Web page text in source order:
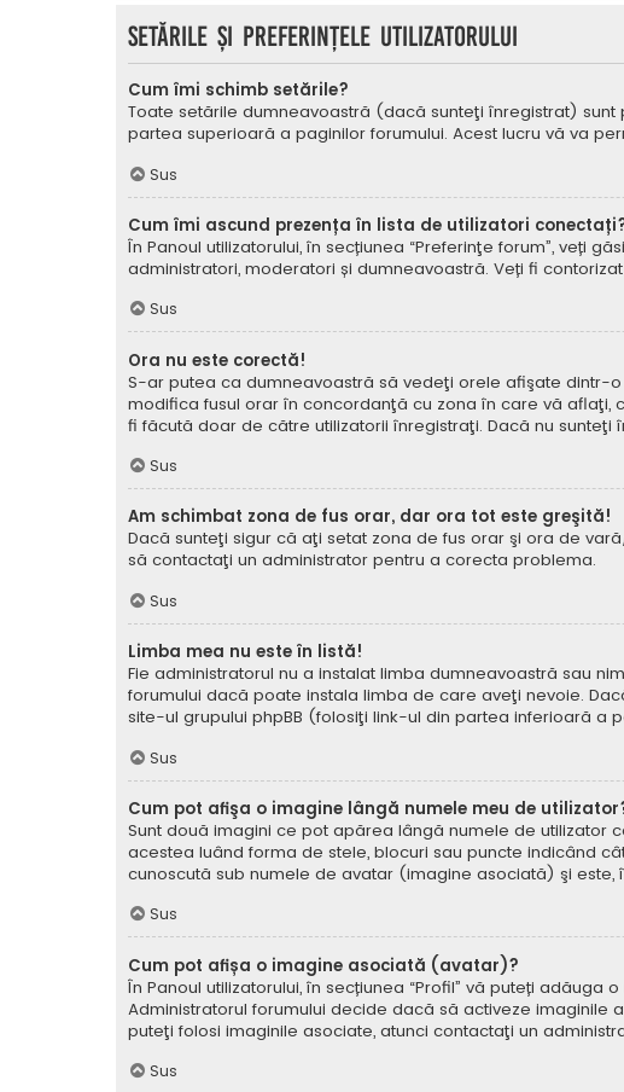
Setările şi preferinţele utilizatorului
Cum îmi schimb setările?
Toate setările dumneavoastră (dacă sunteţi înregistrat)
partea superioară a paginilor forumului. Acest lucru vă va
Sus
Cum îmi ascund prezența în lista de utilizatori
În Panoul utilizatorului, în secțiunea “Preferinţe forum”, veți
administratori, moderatori și dumneavoastră. Veți fi
Sus
Ora nu este corectă!
S-ar putea ca dumneavoastră să vedeţi orele afişate dintr-
modifica fusul orar în concordanţă cu zona în care vă aflaţi,
fi făcută doar de către utilizatorii înregistraţi. Dacă nu
Sus
Am schimbat zona de fus orar, dar ora tot este greşită!
Dacă sunteţi sigur că aţi setat zona de fus orar şi ora de
să contactaţi un administrator pentru a corecta problema.
Sus
Limba mea nu este în listă!
Fie administratorul nu a instalat limba dumneavoastră sau
forumului dacă poate instala limba de care aveţi nevoie.
site-ul grupului phpBB (folosiţi link-ul din partea inferioară a
Sus
Cum pot afişa o imagine lângă numele meu de
Sunt două imagini ce pot apărea lângă numele de utilizator
acestea luând forma de stele, blocuri sau puncte indicând
cunoscută sub numele de avatar (imagine asociată) şi este,
Sus
Cum pot afișa o imagine asociată (avatar)?
În Panoul utilizatorului, în secțiunea “Profil” vă puteți
Administratorul forumului decide dacă să activeze
puteţi folosi imaginile asociate, atunci contactaţi un
Sus